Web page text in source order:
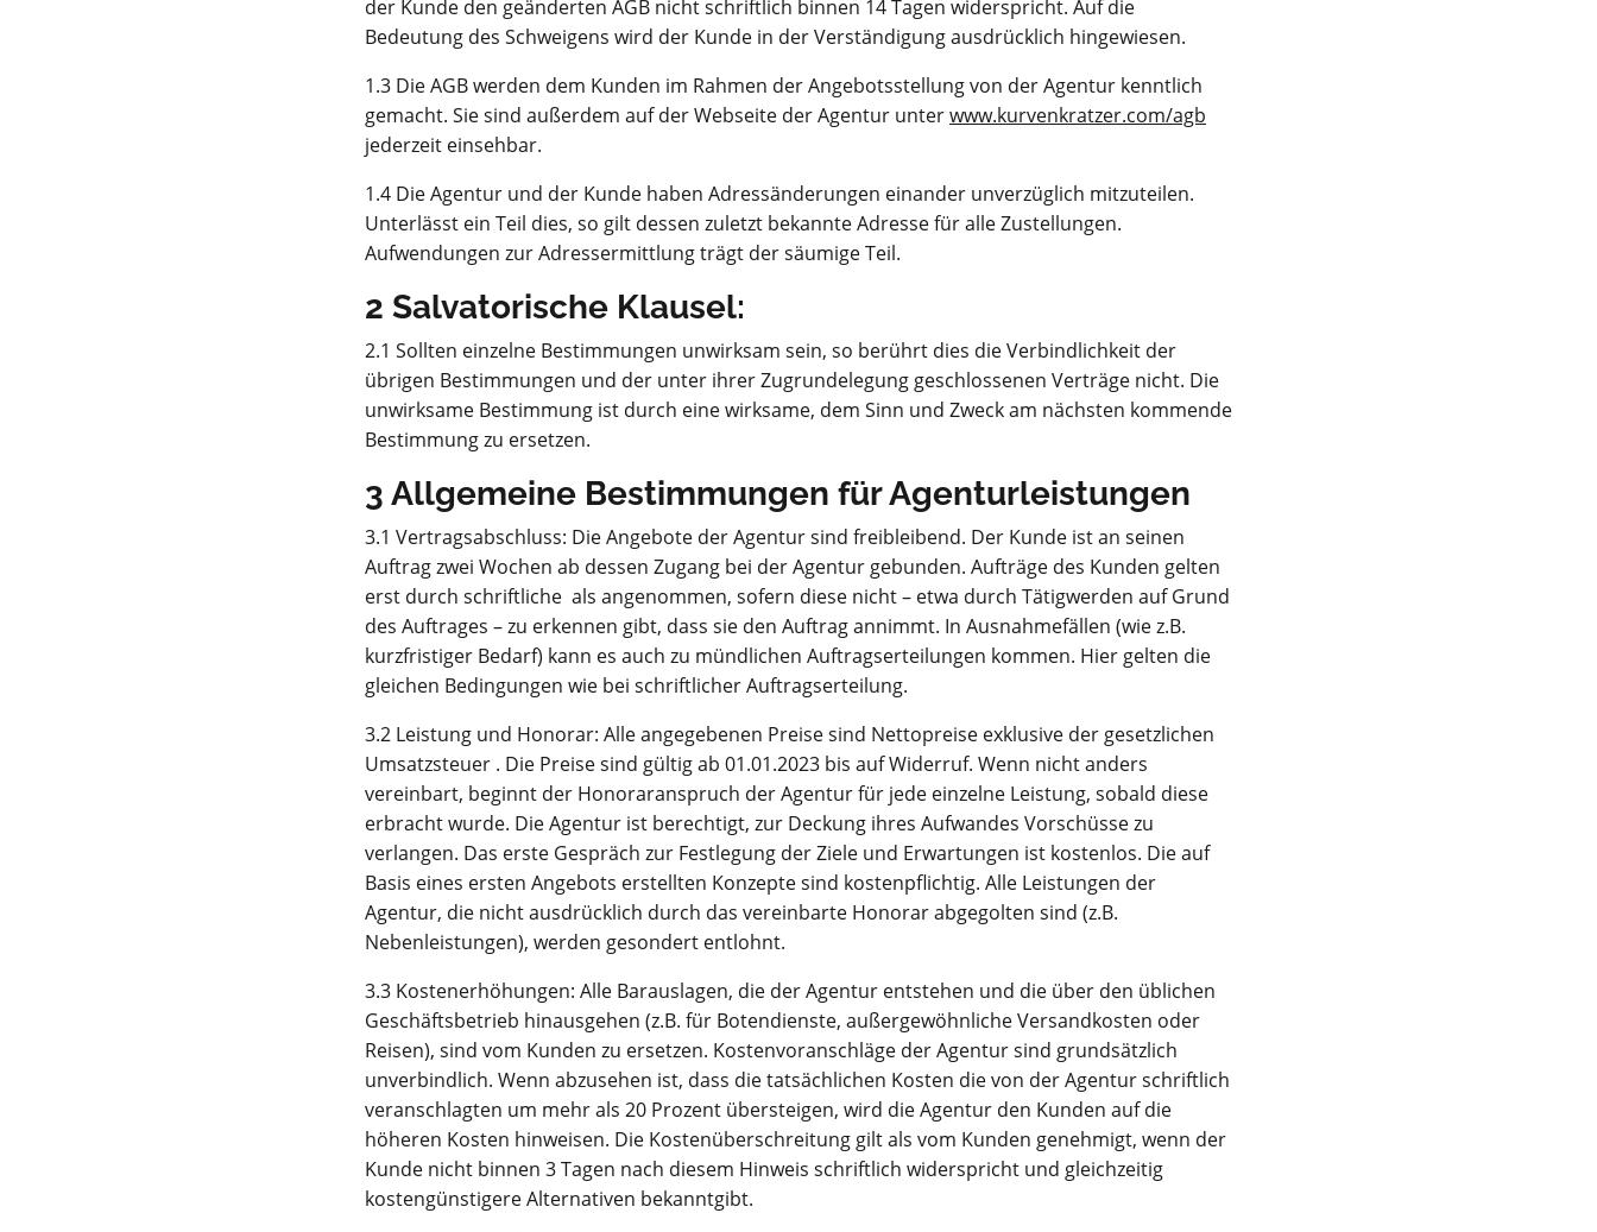
der Kunde den geänderten AGB nicht schriftlich binnen 14 Tagen widerspricht. Auf die
Bedeutung des Schweigens wird der Kunde in der Verständigung ausdrücklich hingewiesen.
1.3 Die AGB werden dem Kunden im Rahmen der Angebotsstellung von der Agentur kenntlich
gemacht. Sie sind außerdem auf der Webseite der Agentur unterwww.kurvenkratzer.com/agb
jederzeit einsehbar.
1.4 Die Agentur und der Kunde haben Adressänderungen einander unverzüglich mitzuteilen.
Unterlässt ein Teil dies, so gilt dessen zuletzt bekannte Adresse für alle Zustellungen.
Aufwendungen zur Adressermittlung trägt der säumige Teil.
2 Salvatorische Klausel:
2.1 Sollten einzelne Bestimmungen unwirksam sein, so berührt dies die Verbindlichkeit der
übrigen Bestimmungen und der unter ihrer Zugrundelegung geschlossenen Verträge nicht. Die
unwirksame Bestimmung ist durch eine wirksame, dem Sinn und Zweck am nächsten kommende
Bestimmung zu ersetzen.
3 Allgemeine Bestimmungen für Agenturleistungen
3.1 Vertragsabschluss: Die Angebote der Agentur sind freibleibend. Der Kunde ist an seinen
Auftrag zwei Wochen ab dessen Zugang bei der Agentur gebunden. Aufträge des Kunden gelten
erst durch schriftliche als angenommen, sofern diese nicht – etwa durch Tätigwerden auf Grund
des Auftrages – zu erkennen gibt, dass sie den Auftrag annimmt. In Ausnahmefällen (wie z.B.
kurzfristiger Bedarf) kann es auch zu mündlichen Auftragserteilungen kommen. Hier gelten die
gleichen Bedingungen wie bei schriftlicher Auftragserteilung.
3.2 Leistung und Honorar: Alle angegebenen Preise sind Nettopreise exklusive der gesetzlichen
Umsatzsteuer . Die Preise sind gültig ab 01.01.2023 bis auf Widerruf. Wenn nicht anders
vereinbart, beginnt der Honoraranspruch der Agentur für jede einzelne Leistung, sobald diese
erbracht wurde. Die Agentur ist berechtigt, zur Deckung ihres Aufwandes Vorschüsse zu
verlangen. Das erste Gespräch zur Festlegung der Ziele und Erwartungen ist kostenlos. Die auf
Basis eines ersten Angebots erstellten Konzepte sind kostenpflichtig. Alle Leistungen der
Agentur, die nicht ausdrücklich durch das vereinbarte Honorar abgegolten sind (z.B.
Nebenleistungen), werden gesondert entlohnt.
3.3 Kostenerhöhungen: Alle Barauslagen, die der Agentur entstehen und die über den üblichen
Geschäftsbetrieb hinausgehen (z.B. für Botendienste, außergewöhnliche Versandkosten oder
Reisen), sind vom Kunden zu ersetzen. Kostenvoranschläge der Agentur sind grundsätzlich
unverbindlich. Wenn abzusehen ist, dass die tatsächlichen Kosten die von der Agentur schriftlich
veranschlagten um mehr als 20 Prozent übersteigen, wird die Agentur den Kunden auf die
höheren Kosten hinweisen. Die Kostenüberschreitung gilt als vom Kunden genehmigt, wenn der
Kunde nicht binnen 3 Tagen nach diesem Hinweis schriftlich widerspricht und gleichzeitig
kostengünstigere Alternativen bekanntgibt.